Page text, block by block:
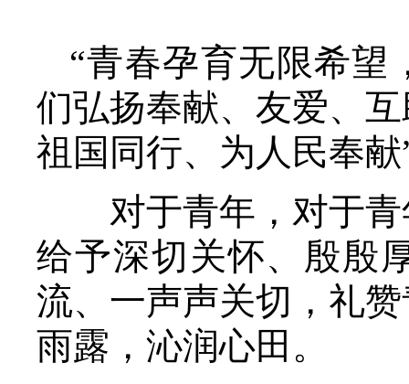
“青春孕育无限希望
们弘扬奉献、友爱、
祖国同行、为人民奉献
对于青年，对于青
给予深切关怀、殷殷
流、一声声关切，礼
雨露，沁润心田。